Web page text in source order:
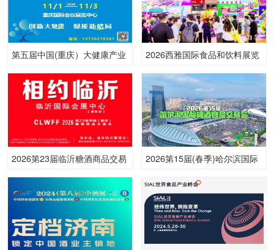
第五届中国(重庆）大健康产业
2026西雅国际食品和饮料展览
2026第23届临沂糖酒商品交易
2026第15届(春季)哈尔滨国际